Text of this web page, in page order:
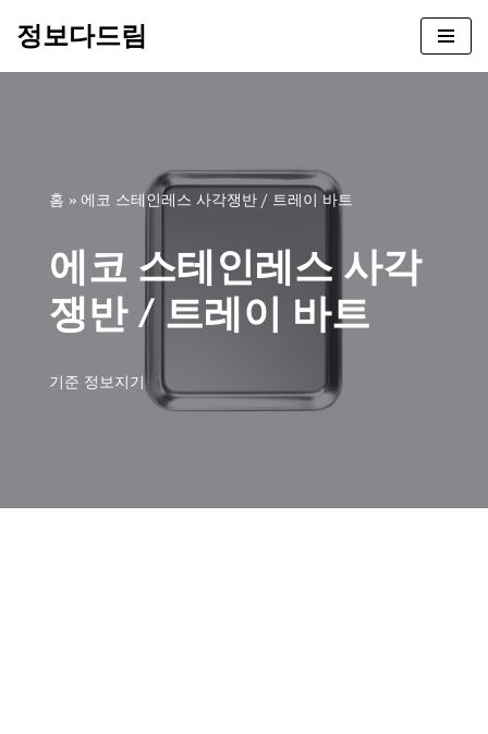
정보다드림
홈 » 에코 스테인레스 사각쟁반 / 트레이 바트
에코 스테인레스 사각
쟁반 / 트레이 바트
기준 정보지기